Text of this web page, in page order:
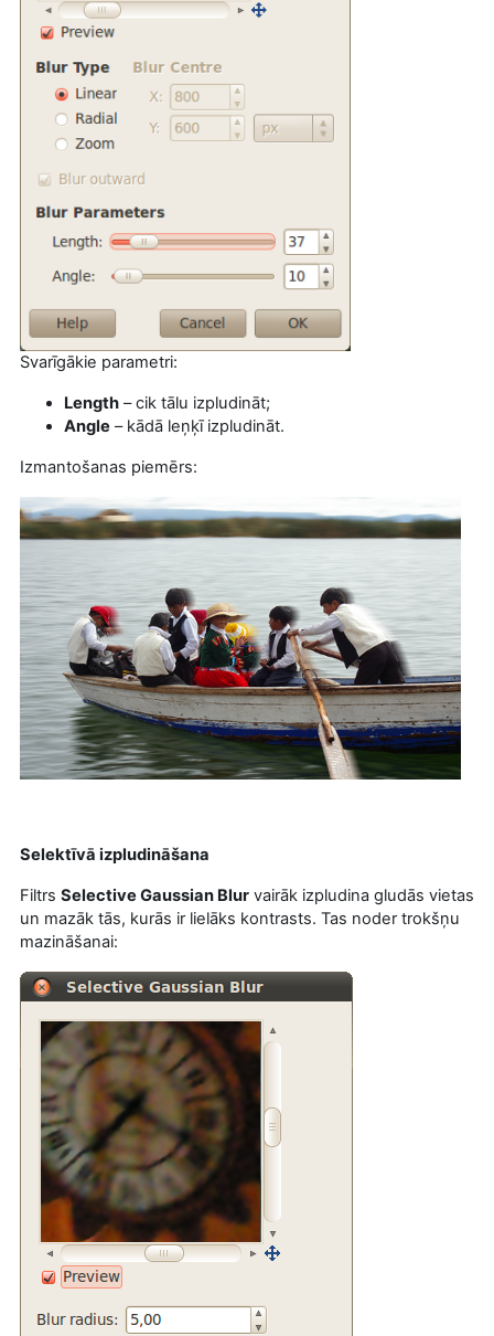
Svarīgākie parametri:
Length – cik tālu izpludināt;
Angle – kādā leņķī izpludināt.
Izmantošanas piemērs:
Selektīvā izpludināšana
Filtrs Selective Gaussian Blur vairāk izpludina gludās vietas
un mazāk tās, kurās ir lielāks kontrasts. Tas noder trokšņu
mazināšanai: